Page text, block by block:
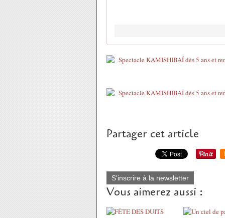
Partager cet article
S'inscrire à la newsletter
Vous aimerez aussi :